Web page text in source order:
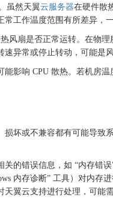
虽然天翼云服务器在硬件散
工作温度范围有所差异
风扇是否正常运转。在物
异常或停止转动，可能是
能影响 CPU 散热。若机房
坏或不兼容都有可能导
关的错误信息，如 “内存错
内存诊断” 工具）对内
翼云支持进行处理，可能